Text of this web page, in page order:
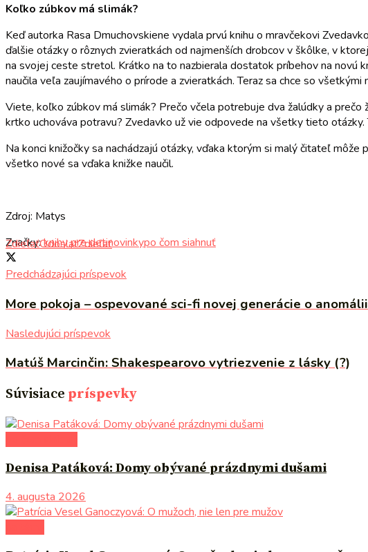
Koľko zúbkov má slimák?
Keď autorka Rasa Dmuchovskiene vydala prvú knihu o mravčekovi
ďalšie otázky o rôznych zvieratkách od najmenších drobcov v škôlke, v
na svojej ceste stretol. Krátko na to nazbierala dostatok príbehov na novú
naučila veľa zaujímavého o prírode a zvieratkách. Teraz sa chce so
Viete, koľko zúbkov má slimák? Prečo včela potrebuje dva žalúdky a
krtko uchováva potravu? Zvedavko už vie odpovede na všetky tieto
Na konci knižočky sa nachádzajú otázky, vďaka ktorým si malý čitateľ
všetko nové sa vďaka knižke naučil.
Zdroj: Matys
Značky:knihy pre detinovinkypo čom siahnuť
ZdieľaťOdoslaťZdieľať
Predchádzajúci príspevok
More pokoja – ospevované sci-fi novej generácie o
Nasledujúci príspevok
Matúš Marcinčin: Shakespearovo vytriezvenie z lásky (?)
Súvisiace príspevky
Denisa Patáková: Domy obývané prázdnymi dušami
4. augusta 2026